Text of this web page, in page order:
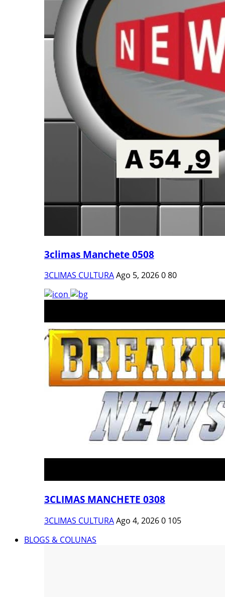
3climas Manchete 0508
3CLIMAS CULTURAAgo 5, 2026080
3CLIMAS MANCHETE 0308
3CLIMAS CULTURAAgo 4, 20260 105
BLOGS & COLUNAS